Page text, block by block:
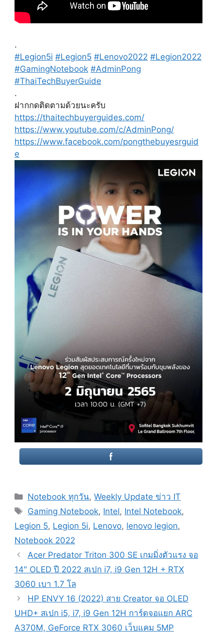
.
#Legion5i #Legion5 #Lenovo2022 #Legion2022
#GamingNotebook #AdminPong
#ThaiTechBuyerGuide
.
ฝากกดติดตามด้วยนะครับ
https://thaitechbuyerguides.com/
https://www.youtube.com/c/AdminPong/
https://www.facebook.com/pongthebuyesrguid
e
Categories
Notebook ทุกวัน,Weekly Update ข่าว IT
Tags
Gaming Notebook, Intel, Intel Notebook,
Legion 5, Legion 5i, Lenovo, lenovo legion,
Notebook 2022
Post
navigation
Acer Predator Triton 300 SE เกมมิ่งตัวแรง จอ
14″ OLED ปี 2022 สเปก i7, i9 Gen 12H + RTX
3060 เบา 1.7 โล
HP ENVY 16 (2022) สาย Creator จอ OLED
UHD+ สเปก i5, i7, i9 Gen 12H การ์ดจอแยก ARC
A370M, GeForce RTX 3060 เว็บแคม 5MP